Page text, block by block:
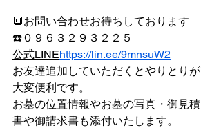
🔳お問い合わせお待ちしております
☎️０９６３２９３２２５
公式LINEhttps://lin.ee/9mnsuW2
お友達追加していただくとやりとりが
大変便利です。
お墓の位置情報やお墓の写真・御見積
書や御請求書も添付いたします。